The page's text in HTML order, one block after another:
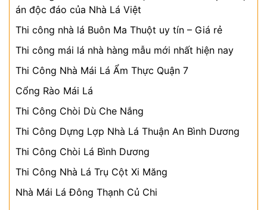
án độc đáo của Nhà Lá Việt
Thi công nhà lá Buôn Ma Thuột uy tín – Giá rẻ
Thi công mái lá nhà hàng mẫu mới nhất hiện nay
Thi Công Nhà Mái Lá Ẩm Thực Quận 7
Cổng Rào Mái Lá
Thi Công Chòi Dù Che Nắng
Thi Công Dựng Lợp Nhà Lá Thuận An Bình Dương
Thi Công Chòi Lá Bình Dương
Thi Công Nhà Lá Trụ Cột Xi Măng
Nhà Mái Lá Đông Thạnh Củ Chi